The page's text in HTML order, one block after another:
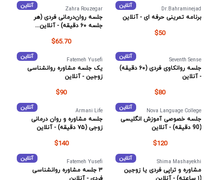
آنلاین Dr.Bahraminejad
برنامه تمرینی حرفه ای - آنلاین
$50
آنلاین Zahra Rouzegar
جلسه روان‌درمانی فردی (هر
جلسه ۶۰ دقیقه) - آنلاین...
$65.70
آنلاین Seventh Sense
جلسه روانکاوی فردی (۶۰ دقیقه)
- آنلاین
$80
آنلاین Fatemeh Yusefi
یک جلسه مشاوره روانشناسی
زوجین - آنلاین
$90
آنلاین Nova Language College
جلسه خصوصی آموزش انگلیسی
(90 دقیقه) - آنلاین
$120
آنلاین Armani Life
جلسه مشاوره و روان درمانی
زوجی (۷۵ دقیقه) - آنلاین
$140
آنلاین Shima Mashayekhi
مشاوره و تراپی فردی یا زوجین
آنلاین Fatemeh Yusefi
۳ جلسه مشاوره روانشناسی